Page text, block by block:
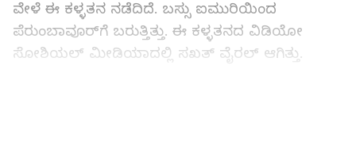
ವೇಳೆ ಈ ಕಳ್ಳತನ ನಡೆದಿದೆ. ಬಸ್ಸು ಐಮುರಿಯಿಂದ
ಪೆರುಂಬಾವೂರ್‌ಗೆ ಬರುತ್ತಿತ್ತು. ಈ ಕಳ್ಳತನದ ವಿಡಿಯೋ
ಸೋಶಿಯಲ್ ಮೀಡಿಯಾದಲ್ಲಿ ಸಖತ್ ವೈರಲ್ ಆಗಿತ್ತು.